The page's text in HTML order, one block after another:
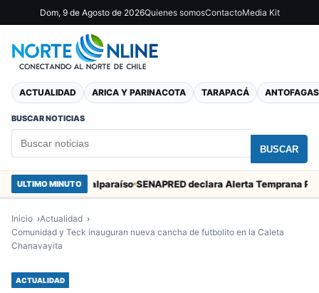
Dom, 9 de Agosto de 2026Quienes somosContactoMedia Kit
ACTUALIDAD ARICA Y PARINACOTA TARAPACÁ
BUSCAR NOTICIAS
BUSCAR
ULTIMO MINUTO
en Valparaíso
Inicio
Actualidad
Comunidad y Teck inauguran nueva cancha de futbolito en la Caleta
Chanavayita
ACTUALIDAD